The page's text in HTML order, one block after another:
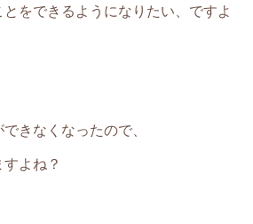
をできるようになりたい、ですよ
きなくなったので、
よね？